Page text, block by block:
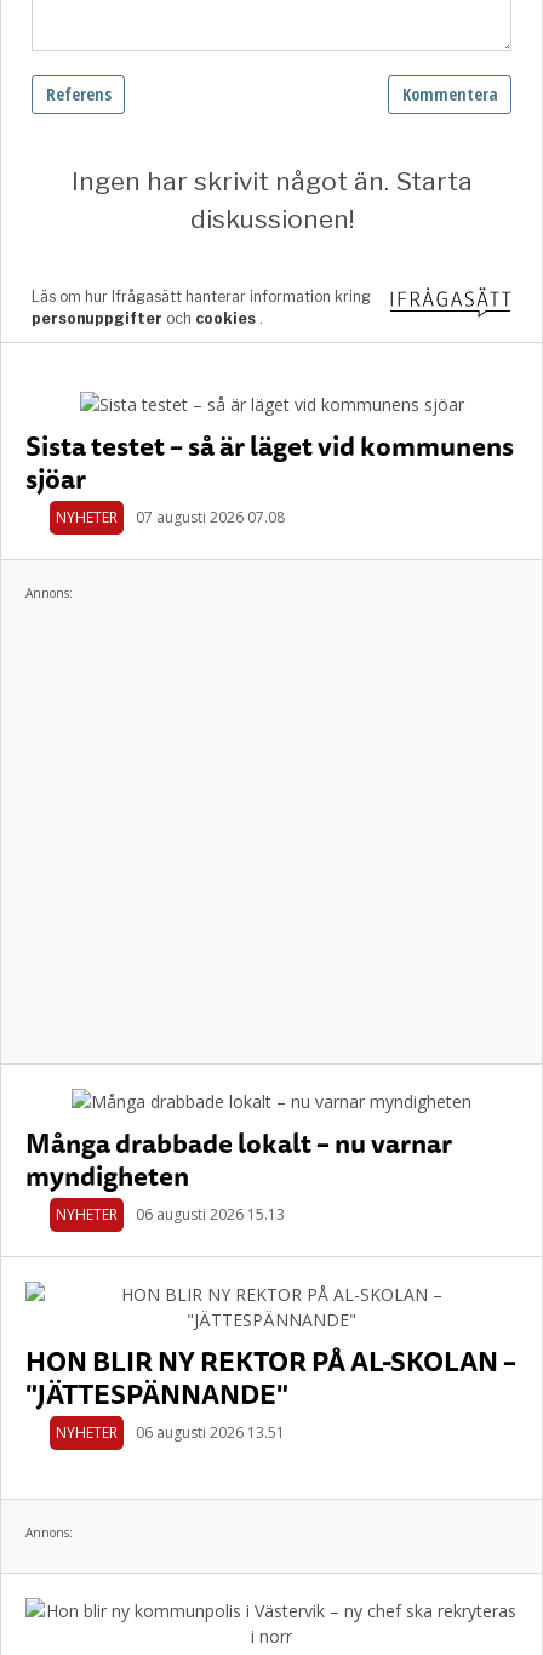
Sista testet – så är läget vid kommunens
sjöar
NYHETER 07 augusti 2026 07.08
Annons:
Många drabbade lokalt – nu varnar
myndigheten
NYHETER 06 augusti 2026 15.13
HON BLIR NY REKTOR PÅ AL-SKOLAN –
"JÄTTESPÄNNANDE"
NYHETER 06 augusti 2026 13.51
Annons: